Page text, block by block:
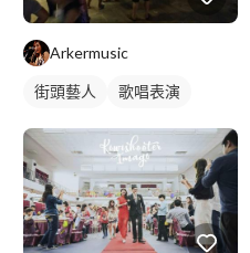
Arkermusic
街頭藝人 歌唱表演